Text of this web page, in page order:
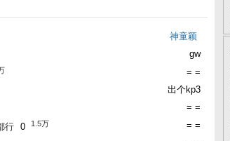
神童颖
gw
= =
出个kp3
= =
= =
行 0 1.5万